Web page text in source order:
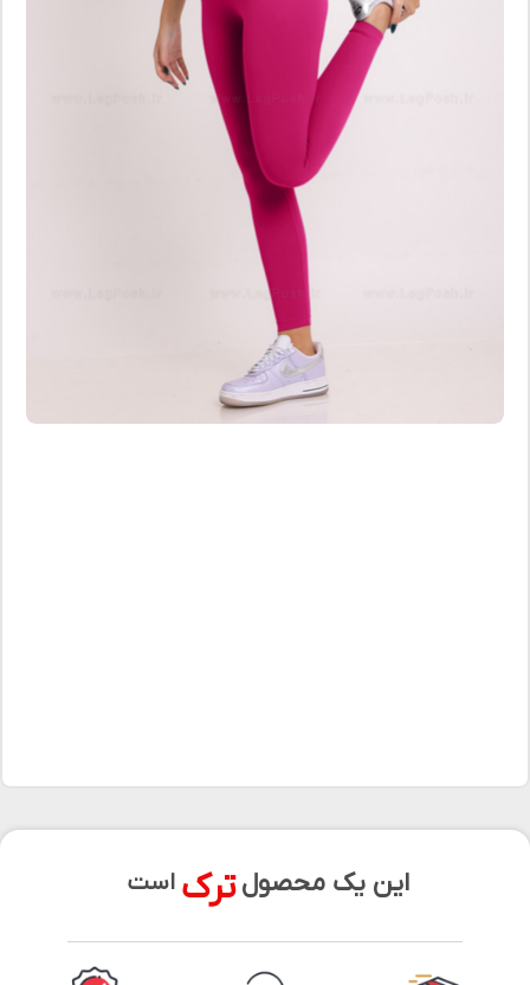
این یک محصول ترک است